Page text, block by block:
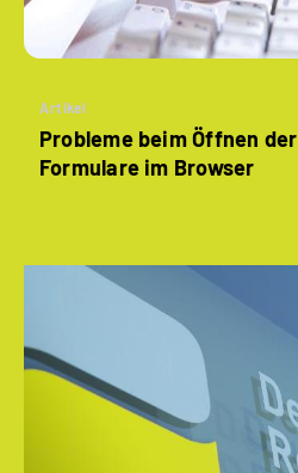
Artikel
Probleme beim Öffnen der
Formulare im Browser